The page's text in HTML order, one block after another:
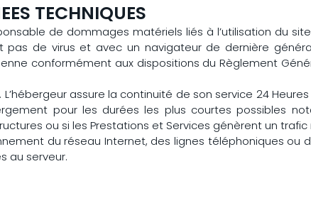
TECHNIQUES
de dommages matériels liés à l’utilisation du
de virus et avec un navigateur de dernière
conformément aux dispositions du Règlement
assure la continuité de son service 24
pour les durées les plus courtes possibles
ou si les Prestations et Services génèrent un
du réseau Internet, des lignes téléphoniques ou
au serveur.